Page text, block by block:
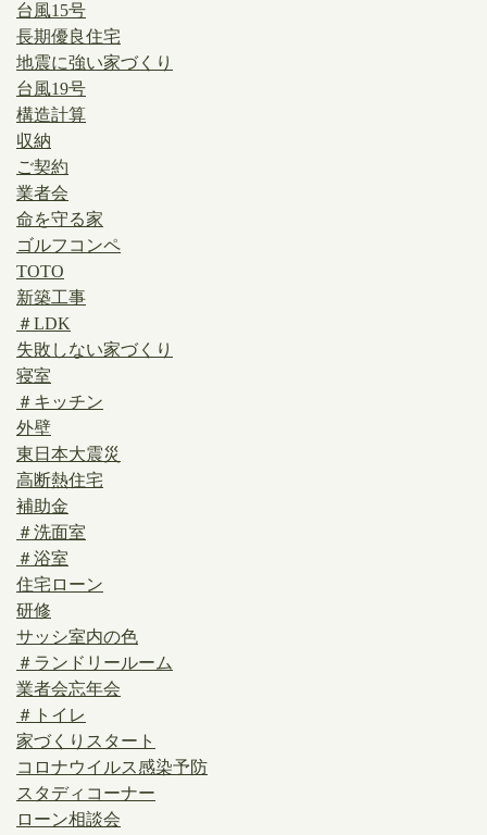
台風15号
長期優良住宅
地震に強い家づくり
台風19号
構造計算
収納
ご契約
業者会
命を守る家
ゴルフコンペ
TOTO
新築工事
＃LDK
失敗しない家づくり
寝室
＃キッチン
外壁
東日本大震災
高断熱住宅
補助金
＃洗面室
＃浴室
住宅ローン
研修
サッシ室内の色
＃ランドリールーム
業者会忘年会
＃トイレ
家づくりスタート
コロナウイルス感染予防
スタディコーナー
ローン相談会